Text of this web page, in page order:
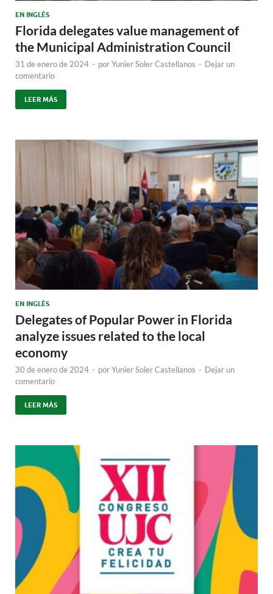
EN INGLÉS
Florida delegates value management of
the Municipal Administration Council
31 de enero de 2024 - porYunier Soler Castellanos - Dejar un
comentario
LEER MÁS
EN INGLÉS
Delegates of Popular Power in Florida
analyze issues related to the local
economy
30 de enero de 2024 - porYunier Soler Castellanos - Dejar un
comentario
LEER MÁS